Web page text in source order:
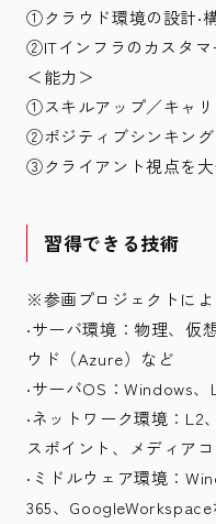
①クラウド環境の設計‧
②ITインフラのカスタマ
＜能力＞
①スキルアップ／キャ
②ポジティブシンキン
③クライアント視点を
習得できる技術
※参画プロジェクトに
‧サーバ環境：物理、仮
ウド（Azure）など
‧サーバOS：Windows
‧ネットワーク環境：L2
スポイント、メディア
‧ミドルウェア環境：
365、GoogleWorkspace